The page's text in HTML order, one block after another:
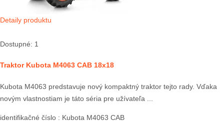
Detaily produktu
Dostupné: 1
Traktor Kubota M4063 CAB 18x18
Kubota M4063 predstavuje nový kompaktný traktor tejto rady. Vďaka
novým vlastnostiam je táto séria pre užívateľa ...
identifikačné číslo : Kubota M4063 CAB